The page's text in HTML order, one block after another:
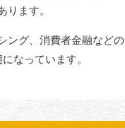
ます。
ング、消費者金融などの
なっています。